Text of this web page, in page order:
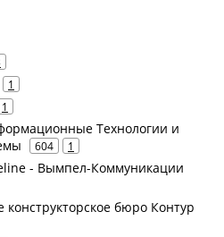
1
1
Технологии и
604 1
- Вымпел-Коммуникации
бюро Контур